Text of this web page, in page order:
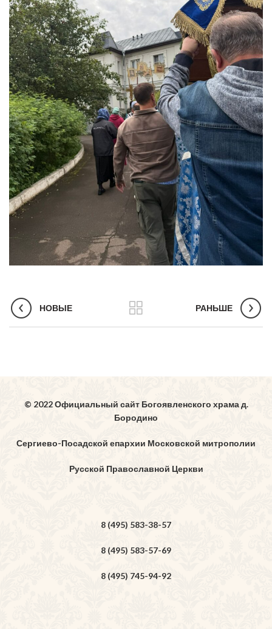
НОВЫЕ РАНЬШЕ
© 2022 Официальный сайт Богоявленского храма д.
Бородино
Сергиево-Посадской епархии Московской митрополии
Русской Православной Церкви
8 (495) 583-38-57
8 (495) 583-57-69
8 (495) 745-94-92